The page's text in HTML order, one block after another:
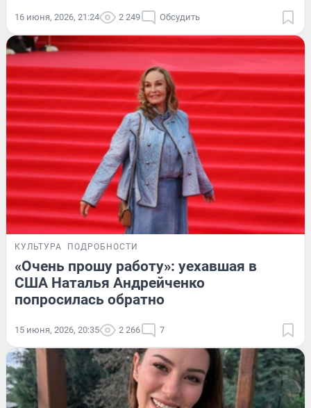
16 июня, 2026, 21:24 2 249 Обсудить
КУЛЬТУРА ПОДРОБНОСТИ
«Очень прошу работу»: уехавшая в
США Наталья Андрейченко
попросилась обратно
15 июня, 2026, 20:35 2 266 7